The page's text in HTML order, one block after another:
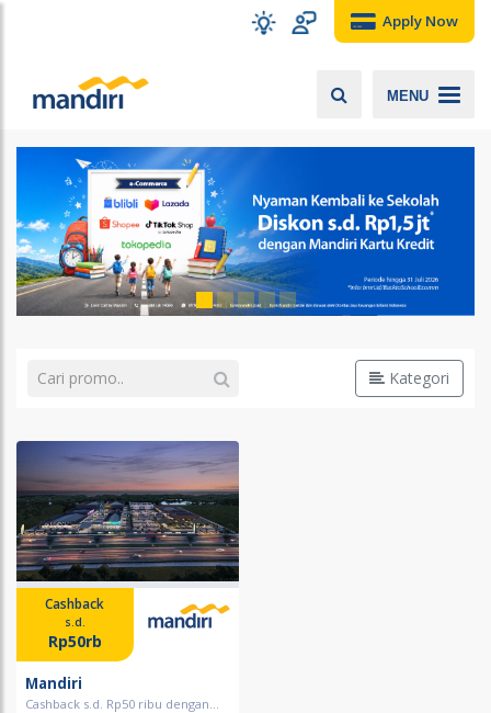
Apply Now
MENU
Kategori
Cashback
s.d.
Rp50rb
Mandiri
Cashback s.d. Rp50 ribu dengan...